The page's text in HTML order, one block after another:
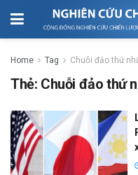
Home Tag Chuỗi đảo thứ
Thẻ: Chuỗi đảo thứ